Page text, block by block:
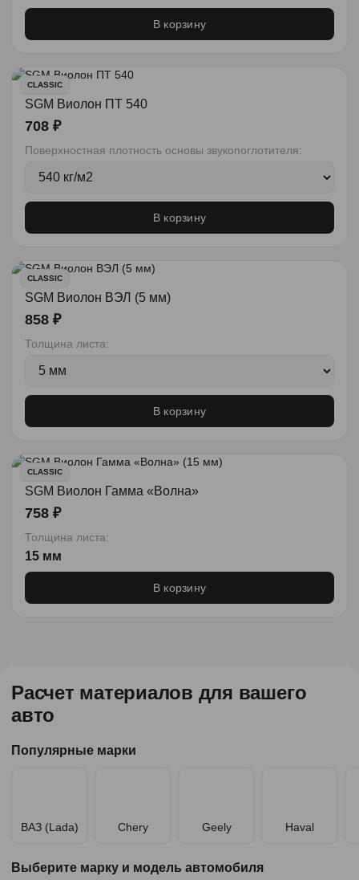
В корзину
CLASSIC
SGM Виолон ПТ 540
708 ₽
Поверхностная плотность основы звукопоглотителя:
В корзину
CLASSIC
SGM Виолон ВЭЛ (5 мм)
858 ₽
Толщина листа:
В корзину
CLASSIC
SGM Виолон Гамма «Волна»
758 ₽
Толщина листа:
15 мм
В корзину
Расчет материалов для вашего
авто
Популярные марки
ВАЗ (Lada) Chery Geely Haval
Выберите марку и модель автомобиля